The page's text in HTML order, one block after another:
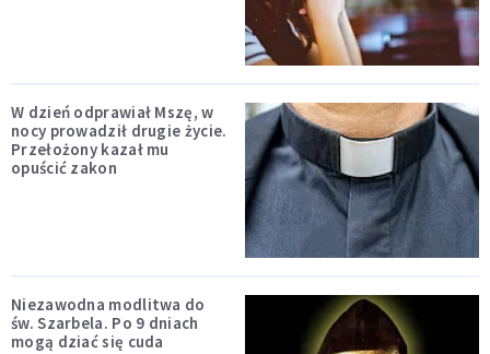
W dzień odprawiał Mszę, w
nocy prowadził drugie życie.
Przełożony kazał mu
opuścić zakon
Niezawodna modlitwa do
św. Szarbela. Po 9 dniach
mogą dziać się cuda